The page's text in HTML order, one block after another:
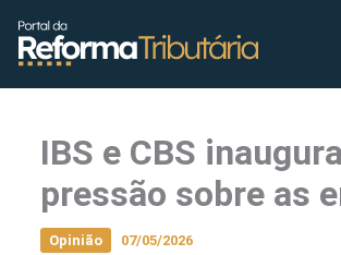
conteúdo
IBS e CBS
pressão sobre as
Opinião 07/05/2026